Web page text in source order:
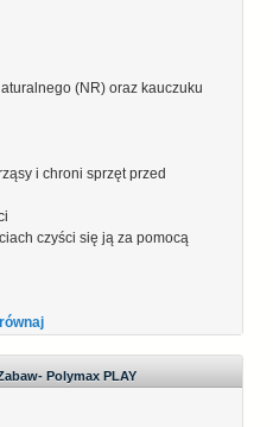
(NR) oraz kauczuku
i chroni sprzęt przed
czyści się ją za pomocą
Polymax PLAY